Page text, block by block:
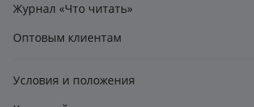
Журнал «Что читать»
Оптовым клиентам
Условия и положения